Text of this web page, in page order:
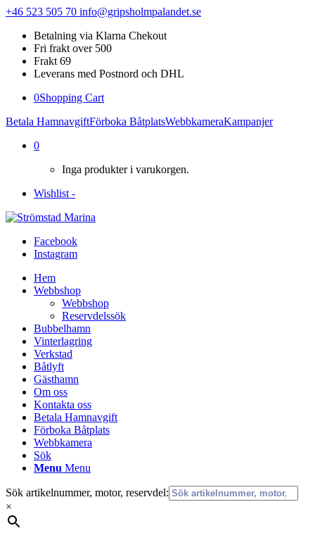
+46 523 505 70 info@gripsholmpalandet.se
Betalning via Klarna Chekout
Fri frakt over 500
Frakt 69
Leverans med Postnord och DHL
0Shopping Cart
Betala HamnavgiftFörboka BåtplatsWebbkameraKampanjer
0
Inga produkter i varukorgen.
Wishlist -
Facebook
Instagram
Hem
Webbshop
Webbshop
Reservdelssök
Bubbelhamn
Vinterlagring
Verkstad
Båtlyft
Gästhamn
Om oss
Kontakta oss
Betala Hamnavgift
Förboka Båtplats
Webbkamera
Sök
Menu Menu
Sök artikelnummer, motor, reservdel:
×